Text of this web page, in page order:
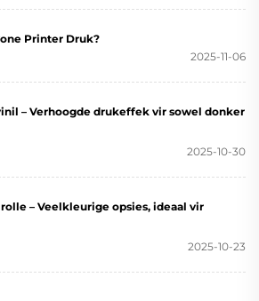
Printer Druk?
2025-11-06
– Verhoogde drukeffek vir sowel donker
2025-10-30
– Veelkleurige opsies, ideaal vir
2025-10-23